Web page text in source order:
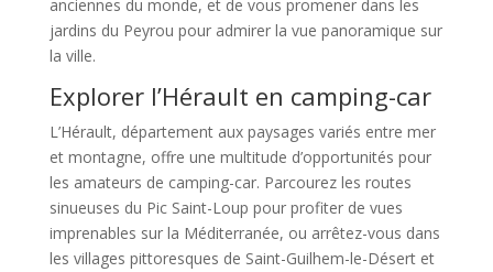
anciennes du monde, et de vous promener dans les
jardins du Peyrou pour admirer la vue panoramique sur
la ville.
Explorer l’Hérault en camping-car
L’Hérault, département aux paysages variés entre mer
et montagne, offre une multitude d’opportunités pour
les amateurs de camping-car. Parcourez les routes
sinueuses du Pic Saint-Loup pour profiter de vues
imprenables sur la Méditerranée, ou arrêtez-vous dans
les villages pittoresques de Saint-Guilhem-le-Désert et